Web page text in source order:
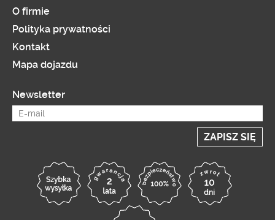
O firmie
Polityka prywatności
Kontakt
Mapa dojazdu
Newsletter